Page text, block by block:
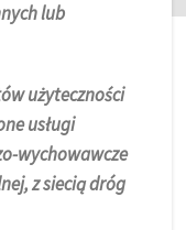
lub
użyteczności
usługi
wychowawcze
z siecią dróg